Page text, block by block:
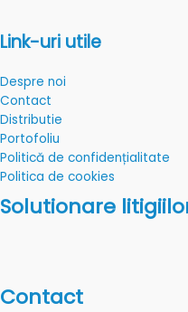
Link-uri utile
Despre noi
Contact
Distributie
Portofoliu
Politică de confidențialitate
Politica de cookies
Solutionare
Contact